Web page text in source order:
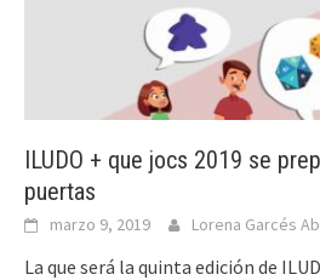
ILUDO + que jocs 2019 se
puertas
marzo 9, 2019 Lorena Garcés
La que será la quinta edición de